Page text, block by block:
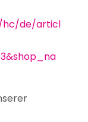
hc/de/articl